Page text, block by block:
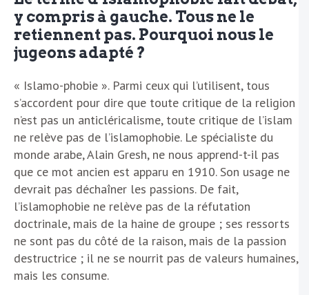
y compris à gauche. Tous ne le
retiennent pas. Pourquoi nous le
jugeons adapté ?
« Islamo-phobie ». Parmi ceux qui l’utilisent, tous
s’accordent pour dire que toute critique de la religion
n’est pas un anticléricalisme, toute critique de l’islam
ne relève pas de l’islamophobie. Le spécialiste du
monde arabe, Alain Gresh, ne nous apprend-t-il pas
que ce mot ancien est apparu en 1910. Son usage ne
devrait pas déchaîner les passions. De fait,
l’islamophobie ne relève pas de la réfutation
doctrinale, mais de la haine de groupe ; ses ressorts
ne sont pas du côté de la raison, mais de la passion
destructrice ; il ne se nourrit pas de valeurs humaines,
mais les consume.